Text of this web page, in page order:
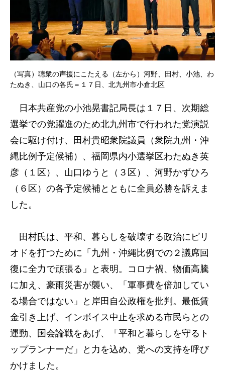
（写真）聴衆の声援にこたえる（左から）河野、田村、小池、わ
たぬき、山口の各氏＝１７日、北九州市小倉北区
日本共産党の小池晃書記局長は１７日、次期総
選挙での党躍進のため北九州市で行われた党演説
会に駆け付け、田村貴昭衆院議員（衆院九州・沖
縄比例予定候補）、福岡県内小選挙区わたぬき英
彦（１区）、山口ゆうと（３区）、河野かずひろ
（６区）の各予定候補とともに全員必勝を訴えま
した。
田村氏は、平和、暮らしを破壊する政治にピリ
オドを打つために「九州・沖縄比例での２議席回
復に全力で頑張る」と表明。コロナ禍、物価高騰
に加え、豪雨災害が襲い、「軍事費を倍加してい
る場合ではない」と岸田自公政権を批判。最低賃
金引き上げ、インボイス中止を求める市民らとの
運動、国会論戦をあげ、「平和と暮らしを守るト
ップランナーだ」と力を込め、党への支持を呼び
かけました。